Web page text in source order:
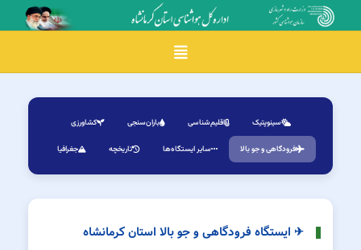
Toggle navigation
سینوپتیک اقلیم‌شناسی باران‌سنجی کشاورزی
فرودگاهی و جو بالا سایر ایستگاه‌ها تاریخچه جغرافیا
✈ ایستگاه فرودگاهی و جو بالا استان کرمانشاه